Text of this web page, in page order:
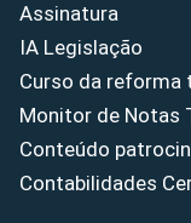
Assinatura
IA Legislação
Curso da reforma
Monitor de Notas
Conteúdo
Contabilidades